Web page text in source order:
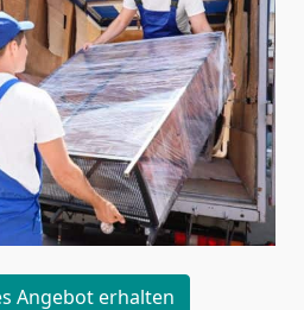
Angebot erhalten